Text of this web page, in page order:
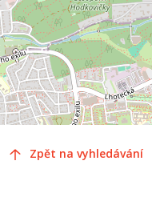
Zpět na vyhledávání